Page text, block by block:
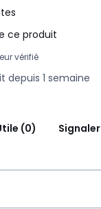
ce produit
vérifié
depuis 1 semaine
(0)
Signaler